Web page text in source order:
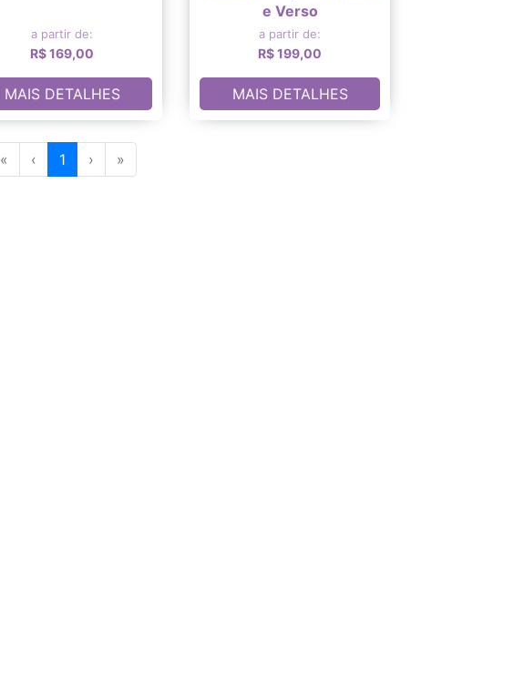
a partir de:
R$ 169,00
MAIS DETALHES
e Verso
a partir de:
R$ 199,00
MAIS DETALHES
« ‹ 1 › »